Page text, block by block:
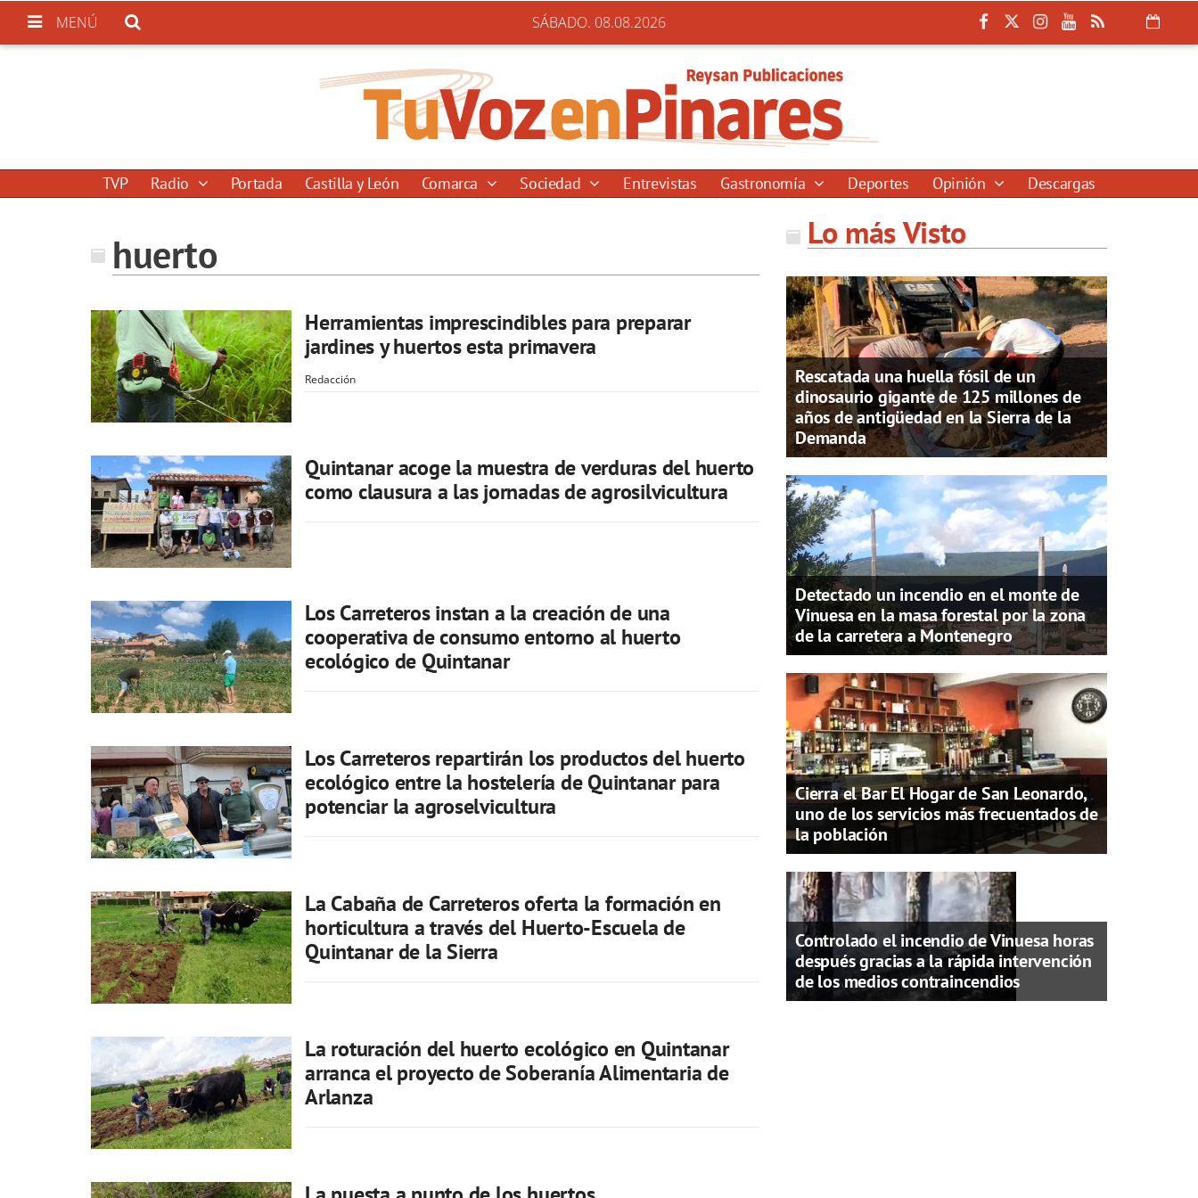
MENÚ SÁBADO. 08.08.2026
TVP Radio Portada Castilla y León Comarca Sociedad Entrevistas Gastronomía Deportes Opinión Descargas
huerto
Herramientas imprescindibles para preparar
jardines y huertos esta primavera
Redacción
Quintanar acoge la muestra de verduras del huerto
como clausura a las jornadas de agrosilvicultura
Los Carreteros instan a la creación de una
cooperativa de consumo entorno al huerto
ecológico de Quintanar
Los Carreteros repartirán los productos del huerto
ecológico entre la hostelería de Quintanar para
potenciar la agroselvicultura
La Cabaña de Carreteros oferta la formación en
horticultura a través del Huerto-Escuela de
Quintanar de la Sierra
La roturación del huerto ecológico en Quintanar
arranca el proyecto de Soberanía Alimentaria de
Arlanza
Lo más Visto
Rescatada una huella fósil de un
dinosaurio gigante de 125 millones de
años de antigüedad en la Sierra de la
Demanda
Detectado un incendio en el monte de
Vinuesa en la masa forestal por la zona
de la carretera a Montenegro
Cierra el Bar El Hogar de San Leonardo,
uno de los servicios más frecuentados de
la población
Controlado el incendio de Vinuesa horas
después gracias a la rápida intervención
de los medios contraincendios